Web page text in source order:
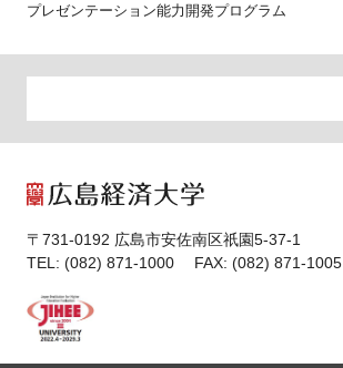
プレゼンテーション能力開発プログラム
〒731-0192 広島市安佐南区祇園5-37-1
TEL: (082) 871-1000 FAX: (082) 871-1005